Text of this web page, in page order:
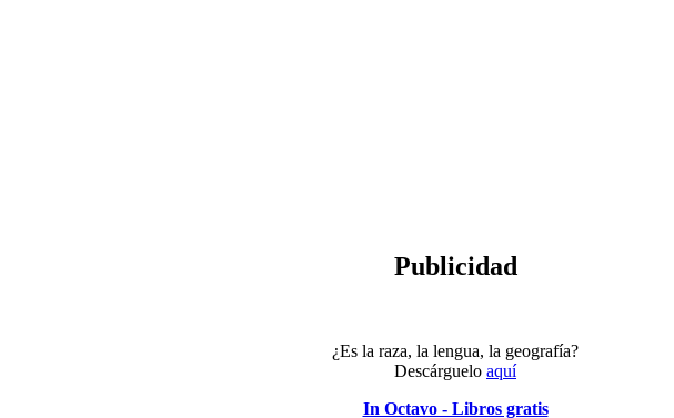
Publicidad
¿Es la raza, la lengua, la geografía?
Descárguelo aquí
In Octavo - Libros gratis